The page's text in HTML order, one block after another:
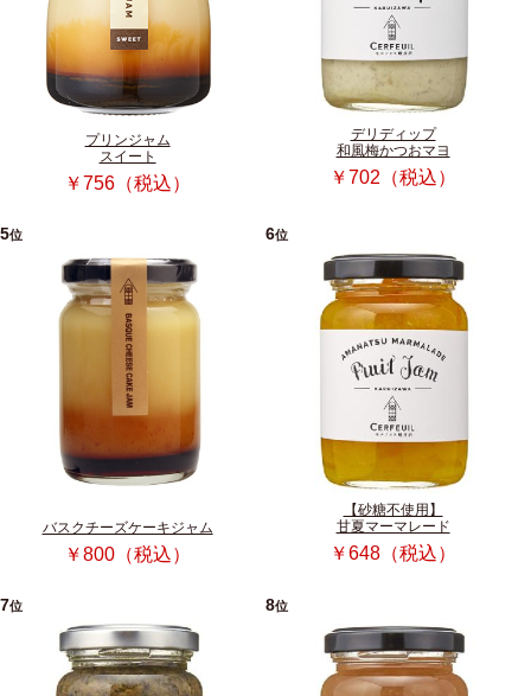
プリンジャム
スイート
￥756（税込）
デリディップ
和風梅かつおマヨ
￥702（税込）
5位
バスクチーズケーキジャム
￥800（税込）
6位
【砂糖不使用】
甘夏マーマレード
￥648（税込）
7位 8位